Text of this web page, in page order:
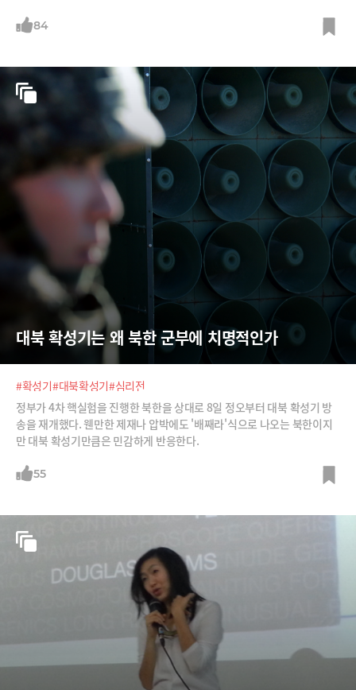
84
대북 확성기는 왜 북한 군부에 치명적인가
#확성기#대북확성기#심리전
정부가 4차 핵실험을 진행한 북한을 상대로 8일 정오부터 대북 확성기 방
송을 재개했다. 웬만한 제재나 압박에도 '배째라'식으로 나오는 북한이지
만 대북 확성기만큼은 민감하게 반응한다.
55